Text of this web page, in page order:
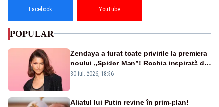
Facebook YouTube
POPULAR
Zendaya a furat toate privirile la premiera
noului „Spider-Man”! Rochia inspirată de
pânza de păianjen a făcut senzație
30 iul. 2026, 18:56
Aliatul lui Putin revine în prim-plan!